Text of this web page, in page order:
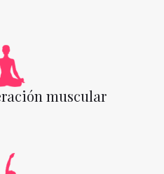
muscular